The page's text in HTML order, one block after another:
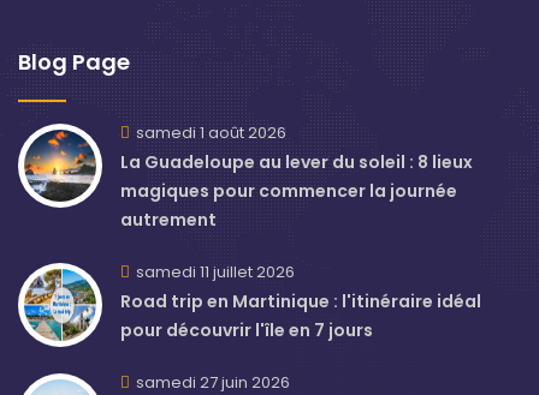
Blog Page
samedi 1 août 2026
La Guadeloupe au lever du soleil : 8 lieux
magiques pour commencer la journée
autrement
samedi 11 juillet 2026
Road trip en Martinique : l'itinéraire idéal
pour découvrir l'île en 7 jours
samedi 27 juin 2026